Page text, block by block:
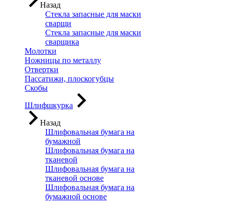
Назад
Стекла запасные для маски
сварщи
Стекла запасные для маски
сварщика
Молотки
Ножницы по металлу
Отвертки
Пассатижи, плоскогубцы
Скобы
Шлифшкурка
Назад
Шлифовальная бумага на
бумажной
Шлифовальная бумага на
тканевой
Шлифовальная бумага на
тканевой основе
Шлифовальная бумага на
бумажной основе